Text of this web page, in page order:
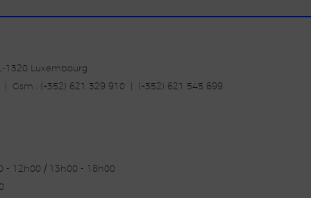
1320 Luxembourg
| Gsm : (+352) 621 329 910 | (+352) 621 545 699
- 12h00 / 13h00 - 18h00